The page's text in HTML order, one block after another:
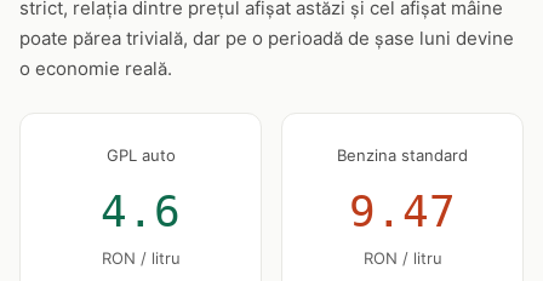
strict, relația dintre prețul afișat astăzi și cel afișat mâine
poate părea trivială, dar pe o perioadă de șase luni devine
o economie reală.
GPL auto
4.6
RON / litru
Benzina standard
9.47
RON / litru